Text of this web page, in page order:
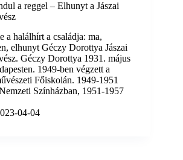
a reggel – Elhunyt a Jászai
a halálhírt a családja: ma,
elhunyt Géczy Dorottya Jászai
Géczy Dorottya 1931. május
1949-ben végzett a
Főiskolán. 1949-1951
Színházban, 1951-1957
04-04